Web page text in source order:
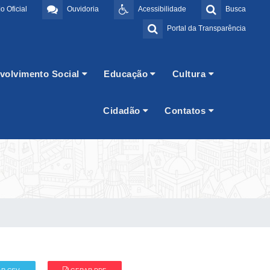
Busca
Acessibilidade
Ouvidoria
Oficial
Portal da Transparência
Social Educação Cultura
Cidadão Contatos